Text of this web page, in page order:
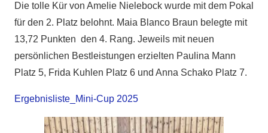
Die tolle Kür von Amelie Nielebock wurde mit dem Pokal
für den 2. Platz belohnt. Maia Blanco Braun belegte mit
13,72 Punkten den 4. Rang. Jeweils mit neuen
persönlichen Bestleistungen erzielten Paulina Mann
Platz 5, Frida Kuhlen Platz 6 und Anna Schako Platz 7.
Ergebnisliste_Mini-Cup 2025